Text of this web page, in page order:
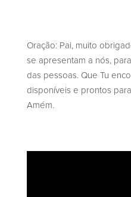
Oração: Pai, muito
se apresentam a nós,
das pessoas. Que Tu
disponíveis e prontos
Amém.